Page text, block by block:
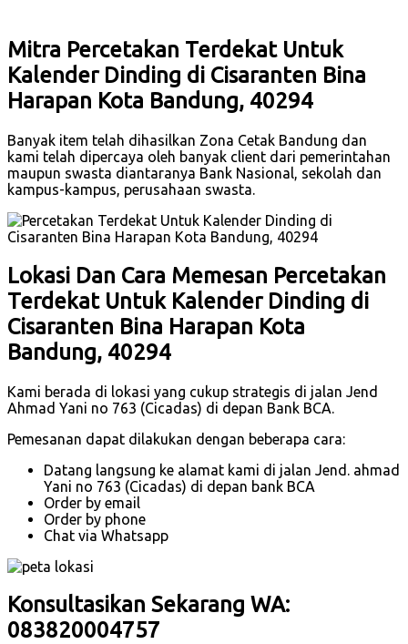
Mitra Percetakan Terdekat Untuk
Kalender Dinding di Cisaranten Bina
Harapan Kota Bandung, 40294
Banyak item telah dihasilkan Zona Cetak Bandung dan
kami telah dipercaya oleh banyak client dari pemerintahan
maupun swasta diantaranya Bank Nasional, sekolah dan
kampus-kampus, perusahaan swasta.
Lokasi Dan Cara Memesan Percetakan
Terdekat Untuk Kalender Dinding di
Cisaranten Bina Harapan Kota
Bandung, 40294
Kami berada di lokasi yang cukup strategis di jalan Jend
Ahmad Yani no 763 (Cicadas) di depan Bank BCA.
Pemesanan dapat dilakukan dengan beberapa cara:
Datang langsung ke alamat kami di jalan Jend. ahmad
Yani no 763 (Cicadas) di depan bank BCA
Order by email
Order by phone
Chat via Whatsapp
Konsultasikan Sekarang WA:
083820004757